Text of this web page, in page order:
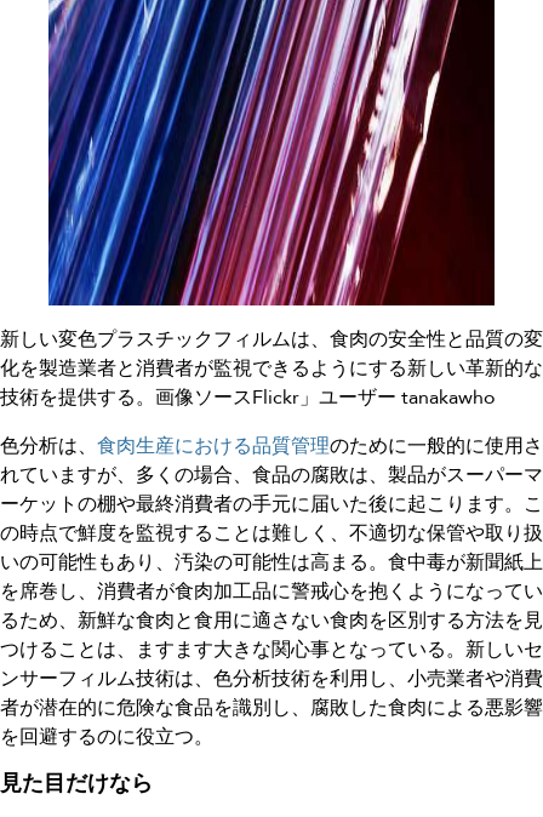
新しい変色プラスチックフィルムは、食肉の安全性と品質の変
化を製造業者と消費者が監視できるようにする新しい革新的な
技術を提供する。画像ソースFlickr」ユーザー tanakawho
色分析は、 食肉生産における品質管理のために一般的に使用さ
れていますが、多くの場合、食品の腐敗は、製品がスーパーマ
ーケットの棚や最終消費者の手元に届いた後に起こります。こ
の時点で鮮度を監視することは難しく、不適切な保管や取り扱
いの可能性もあり、汚染の可能性は高まる。食中毒が新聞紙上
を席巻し、消費者が食肉加工品に警戒心を抱くようになってい
るため、新鮮な食肉と食用に適さない食肉を区別する方法を見
つけることは、ますます大きな関心事となっている。新しいセ
ンサーフィルム技術は、色分析技術を利用し、小売業者や消費
者が潜在的に危険な食品を識別し、腐敗した食肉による悪影響
を回避するのに役立つ。
見た目だけなら